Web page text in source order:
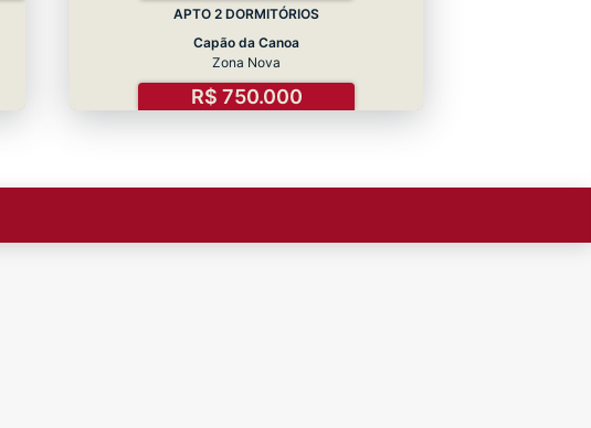
APTO 2 DORMITÓRIOS
Capão da Canoa
Zona Nova
R$ 750.000